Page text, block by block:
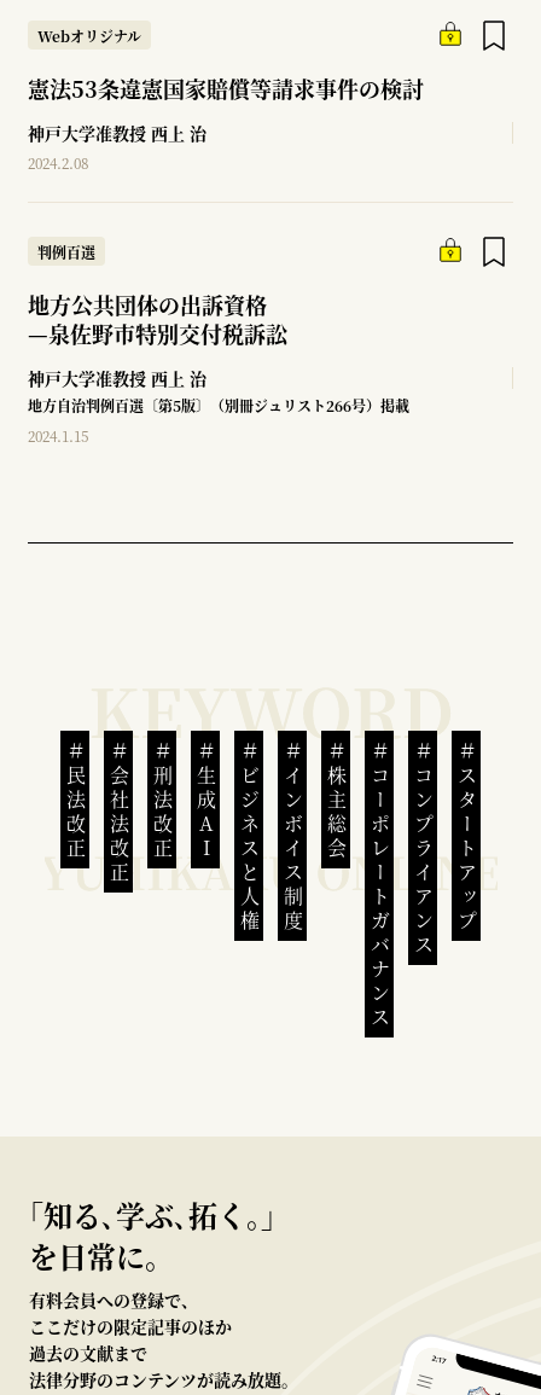
Webオリジナル
憲法53条違憲国家賠償等請求事件の検討
神戸大学准教授 西上 治
2024.2.08
判例百選
地方公共団体の出訴資格
—泉佐野市特別交付税訴訟
神戸大学准教授 西上 治
地方自治判例百選〔第5版〕（別冊ジュリスト266号）掲載
2024.1.15
民法改正 会社法改正 刑法改正 生成AI ビジネスと人権インボイス制度 株主総会 コーポレートガバナンスコンプライアンススタートアップ
｢知る､学ぶ､拓く｡｣
を日常に。
有料会員への登録で、
ここだけの限定記事のほか
過去の文献まで
法律分野のコンテンツが読み放題。